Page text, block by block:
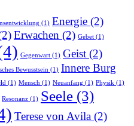
(1) Energie (2)
Erwachen (2) Gebet (1)
Gegenwart (1) Geist (2)
Bewusstsein (1) Innere Burg
(1) Mensch (1) Neuanfang (1) Physik (1)
Resonanz (1) Seele (3)
Terese von Avila (2)